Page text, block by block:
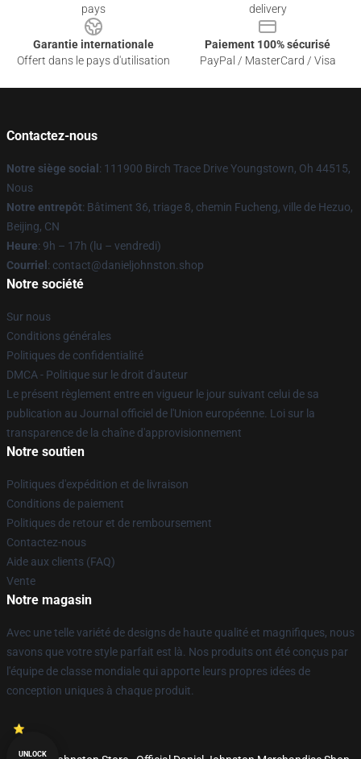
pays
delivery
Garantie internationale
Offert dans le pays d'utilisation
Paiement 100% sécurisé
PayPal / MasterCard / Visa
Contactez-nous
Notre siège social : 111900 Birch Trace Drive Youngstown, Oh 44515,
Nous
Notre entrepôt: Bâtiment 36, triage 8, chemin Fucheng, ville de Hezuo,
Beijing, CN
Heure: 9h – 17h (lu – vendredi)
Courriel : contact@danieljohnston.shop
Notre société
Sur nous
Conditions générales
Politiques de confidentialité
DMCA - Politique sur le droit d'auteur
Le présent règlement entre en vigueur le jour suivant celui de sa
publication au Journal officiel de l'Union européenne. Loi sur la
transparence de la chaîne d'approvisionnement
Notre soutien
Politiques d'expédition et de livraison
Conditions de paiement
Politiques de retour et de remboursement
Contactez-nous
Aide aux clients (FAQ)
Vente
Notre magasin
Avec une telle variété de designs de haute qualité et magnifiques, nous
savons que votre style parfait est là. Nos produits ont été conçus par
l'équipe de classe mondiale qui apporte leurs propres idées de
conception uniques à chaque produit.
UNLOCK